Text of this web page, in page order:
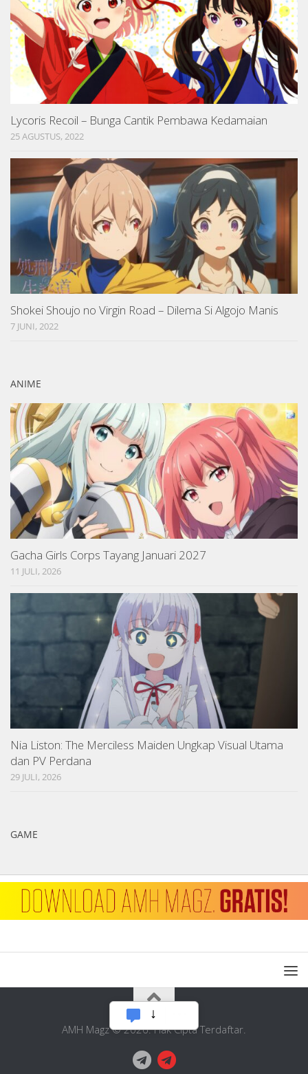
Lycoris Recoil – Bunga Cantik Pembawa Kedamaian
25 AGUSTUS, 2022
Shokei Shoujo no Virgin Road – Dilema Si Algojo Manis
7 JUNI, 2022
ANIME
Gacha Girls Corps Tayang Januari 2027
11 JULI, 2026
Nia Liston: The Merciless Maiden Ungkap Visual Utama
dan PV Perdana
29 JULI, 2026
GAME
AMH Magz © 2026. Hak Cipta Terdaftar.